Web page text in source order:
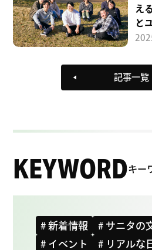
え
と
記事一覧
KEYWORDキー
# 新着情報 # サニタの
# イベント
# リアルな